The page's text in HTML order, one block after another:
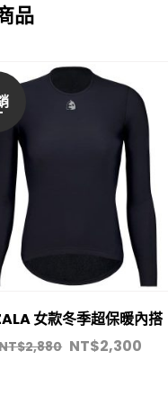
品
女款冬季超保暖內搭
2,880 NT$2,300